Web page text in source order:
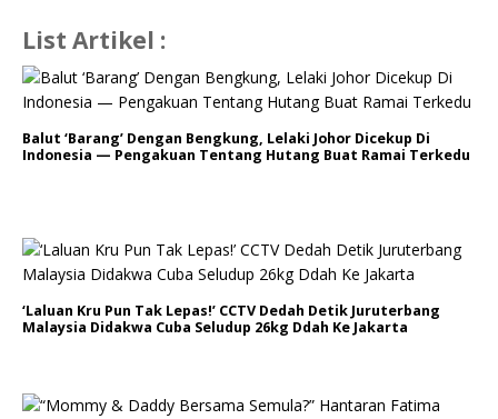
List Artikel :
Balut ‘Barang’ Dengan Bengkung, Lelaki Johor Dicekup Di
Indonesia — Pengakuan Tentang Hutang Buat Ramai Terkedu
‘Laluan Kru Pun Tak Lepas!’ CCTV Dedah Detik Juruterbang
Malaysia Didakwa Cuba Seludup 26kg Ddah Ke Jakarta